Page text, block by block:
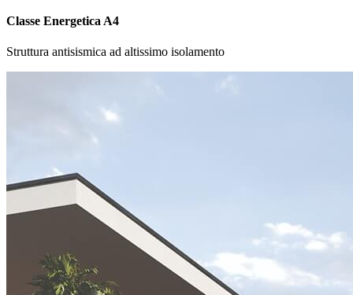
Classe Energetica A4
Struttura antisismica ad altissimo isolamento